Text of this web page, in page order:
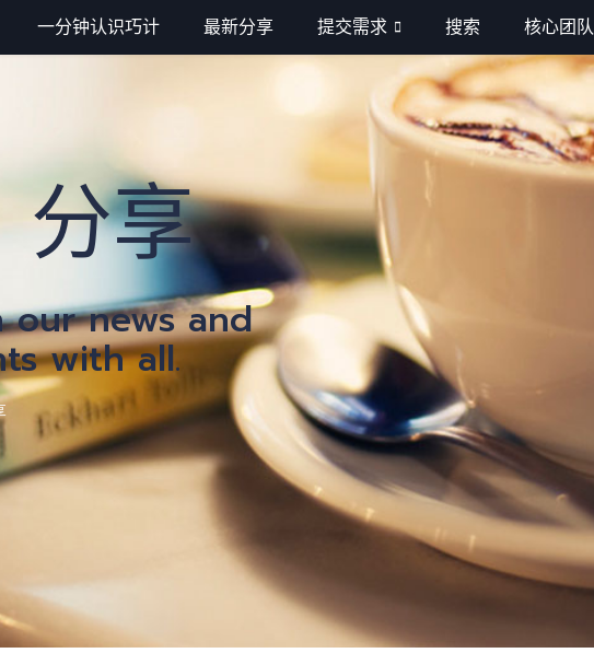
一分钟认识巧计 最新分享 提交需求 搜索 核心团队
享
our news and
with all.